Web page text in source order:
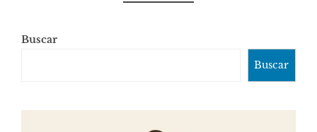
Buscar
Buscar